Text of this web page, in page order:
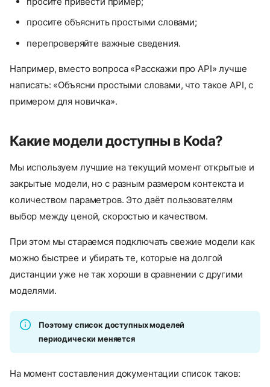
просите объяснить простыми словами;
перепроверяйте важные сведения.
Например, вместо вопроса «Расскажи про API» лучше
написать: «Объясни простыми словами, что такое API, с
примером для новичка».
Какие модели доступны в Koda?
Мы используем лучшие на текущий момент открытые и
закрытые модели, но с разным размером контекста и
количеством параметров. Это даёт пользователям
выбор между ценой, скоростью и качеством.
При этом мы стараемся подключать свежие модели как
можно быстрее и убирать те, которые на долгой
дистанции уже не так хороши в сравнении с другими
моделями.
Поэтому список доступных моделей
периодически меняется
На момент составления документации список таков: